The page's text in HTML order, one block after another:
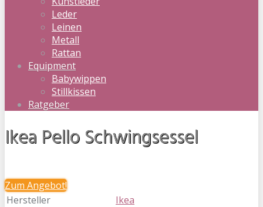
Leder
Leinen
Metall
Rattan
Equipment
Babywippen
Stillkissen
Ratgeber
Ikea Pello Schwingsessel
Zum Angebot!
Hersteller
Ikea